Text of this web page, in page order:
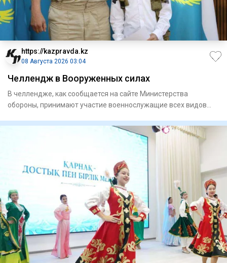
https://kazpravda.kz
08 Августа 2026 03:04
Челлендж в Вооруженных силах
В челлендже, как сообщается на сайте Министерства
обороны, принимают участие военнослужащие всех видов